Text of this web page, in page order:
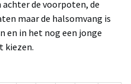
de voorpoten, de
maar de halsomvang is
en in het nog een jonge
kiezen.